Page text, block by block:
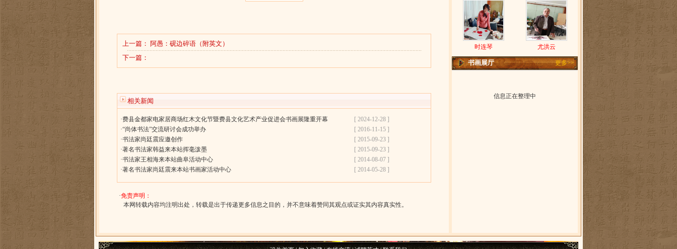
上一篇： 阿愚：砚边碎语（附英文）
下一篇：
相关新闻
·费县金都家电家居商场红木文化节暨费县文化艺术产业促进会书画展隆重开幕
[ 2024-12-28 ]
·“尚体书法”交流研讨会成功举办
[ 2016-11-15 ]
·书法家尚廷震应邀创作
[ 2015-09-23 ]
·著名书法家韩益来本站挥毫泼墨
[ 2015-09-23 ]
·书法家王相海来本站曲阜活动中心
[ 2014-08-07 ]
·著名书法家尚廷震来本站书画家活动中心 [ 2014-05-28 ]
·免责声明：
本网转载内容均注明出处，转载是出于传递更多信息之目的，并不意味着赞同其观点或证实其内容真实性。
时连琴 尤洪云
书画展厅 更多>>
信息正在整理中